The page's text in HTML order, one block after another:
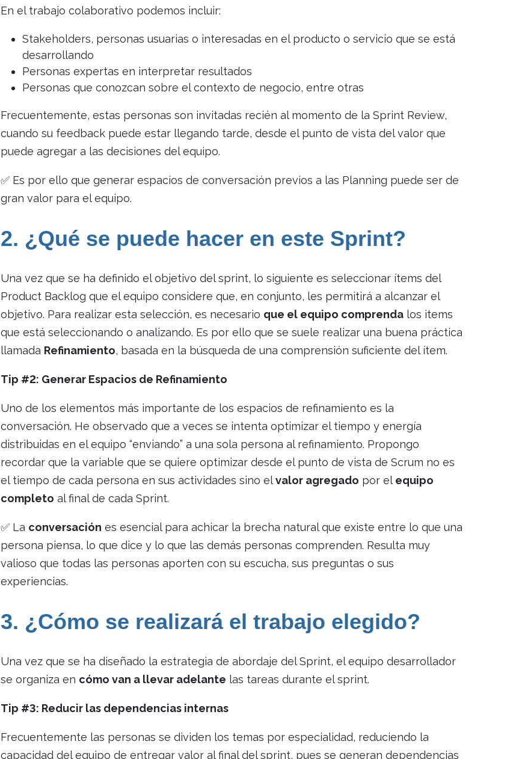
En el trabajo colaborativo podemos incluir:
Stakeholders, personas usuarias o interesadas en el producto o servicio que se está
desarrollando
Personas expertas en interpretar resultados
Personas que conozcan sobre el contexto de negocio, entre otras
Frecuentemente, estas personas son invitadas recién al momento de la Sprint Review,
cuando su feedback puede estar llegando tarde, desde el punto de vista del valor que
puede agregar a las decisiones del equipo.
✅ Es por ello que generar espacios de conversación previos a las Planning puede ser de
gran valor para el equipo.
2. ¿Qué se puede hacer en este Sprint?
Una vez que se ha definido el objetivo del sprint, lo siguiente es seleccionar ítems del
Product Backlog que el equipo considere que, en conjunto, les permitirá a alcanzar el
objetivo. Para realizar esta selección, es necesario que el equipo comprenda los items
que está seleccionando o analizando. Es por ello que se suele realizar una buena práctica
llamada Refinamiento, basada en la búsqueda de una comprensión suficiente del ítem.
Tip #2: Generar Espacios de Refinamiento
Uno de los elementos más importante de los espacios de refinamiento es la
conversación. He observado que a veces se intenta optimizar el tiempo y energía
distribuidas en el equipo “enviando” a una sola persona al refinamiento. Propongo
recordar que la variable que se quiere optimizar desde el punto de vista de Scrum no es
el tiempo de cada persona en sus actividades sino elvalor agregado por elequipo
completo al final de cada Sprint.
✅ La conversación es esencial para achicar la brecha natural que existe entre lo que una
persona piensa, lo que dice y lo que las demás personas comprenden. Resulta muy
valioso que todas las personas aporten con su escucha, sus preguntas o sus
experiencias.
3. ¿Cómo se realizará el trabajo elegido?
Una vez que se ha diseñado la estrategia de abordaje del Sprint, el equipo desarrollador
se organiza en cómo van a llevar adelante las tareas durante el sprint.
Tip #3: Reducir las dependencias internas
Frecuentemente las personas se dividen los temas por especialidad, reduciendo la
capacidad del equipo de entregar valor al final del sprint, pues se generan dependencias